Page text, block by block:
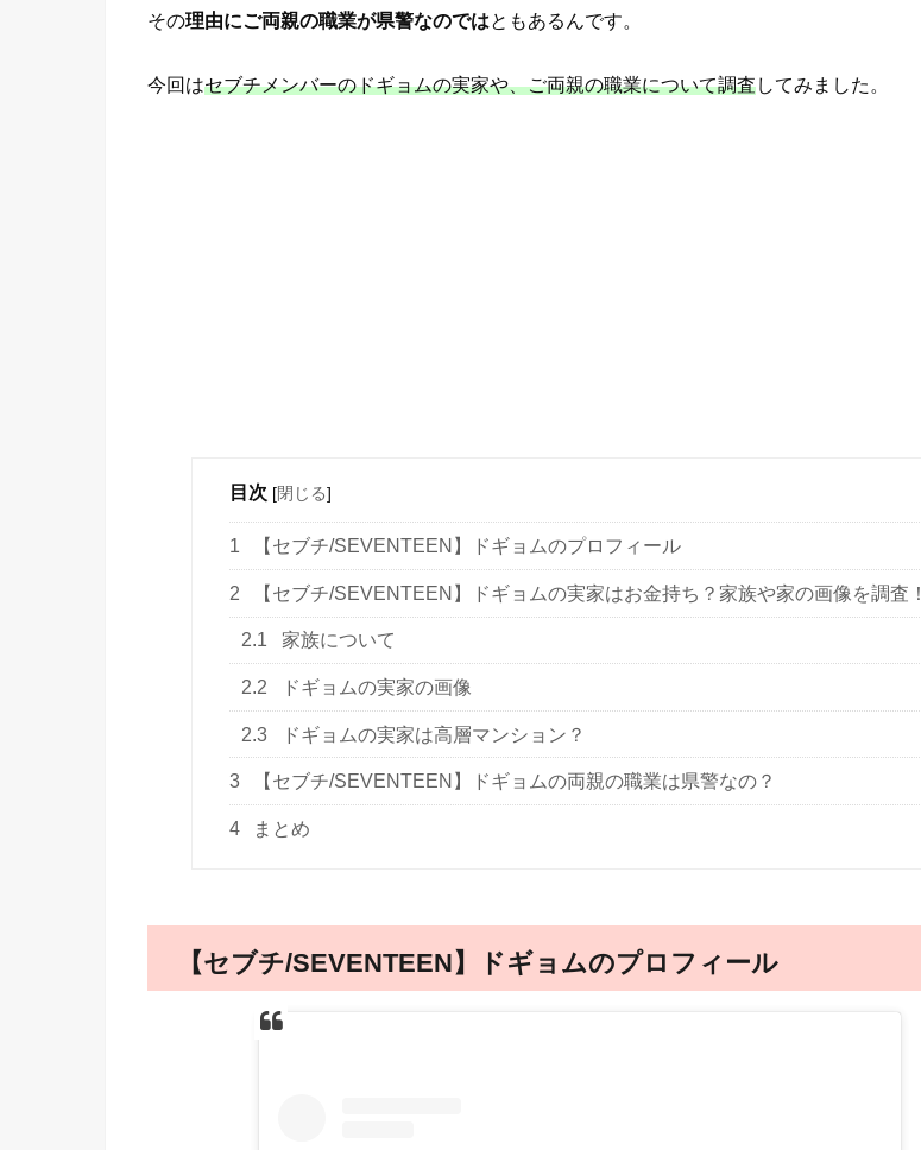
その理由にご両親の職業が県警なのではともあるんです。
今回はセブチメンバーのドギョムの実家や、ご両親の職業について調査してみました。
目次 [閉じる]
1 【セブチ/SEVENTEEN】ドギョムのプロフィール
2 【セブチ/SEVENTEEN】ドギョムの実家はお金持ち？家族や家の画像を調査！
2.1 家族について
2.2 ドギョムの実家の画像
2.3 ドギョムの実家は高層マンション？
3 【セブチ/SEVENTEEN】ドギョムの両親の職業は県警なの？
4 まとめ
【セブチ/SEVENTEEN】ドギョムのプロフィール